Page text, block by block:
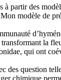
partir des
modèle de
la
qui ont
des question